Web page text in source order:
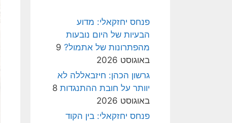
פנחס יחזקאלי: מדוע
הבעיות של היום נובעות
מהפתרונות של אתמול? 9
באוגוסט 2026
גרשון הכהן: חיזבאללה לא
יוותר על חובת ההתנגדות 8
באוגוסט 2026
פנחס יחזקאלי: בין הקוד